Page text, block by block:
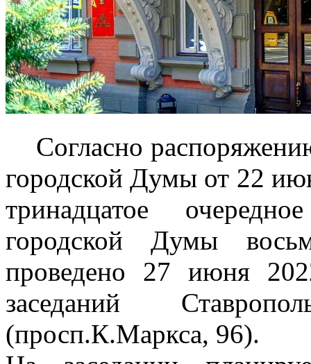
Согласно
городской Думы от 22
тринадцатое
городской Думы
проведено 27 июня
заседаний
(просп.К.Маркса, 96).